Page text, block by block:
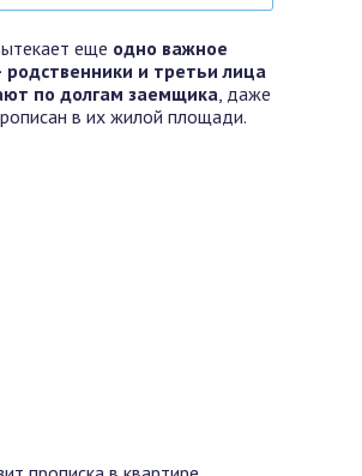
еще одно важное
родственники и третьи лица
по долгам заемщика, даже
в их жилой площади.